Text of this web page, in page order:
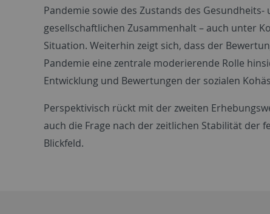
Pandemie sowie des Zustands des
gesellschaftlichen Zusammenhalt – auch unter
Situation. Weiterhin zeigt sich, dass der
Pandemie eine zentrale moderierende Rolle
Entwicklung und Bewertungen der sozialen
Perspektivisch rückt mit der zweiten
auch die Frage nach der zeitlichen Stabilität der
Blickfeld.